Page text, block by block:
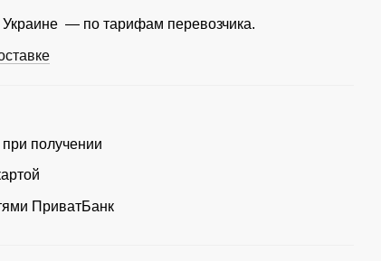
— по тарифам перевозчика.
получении
ПриватБанк